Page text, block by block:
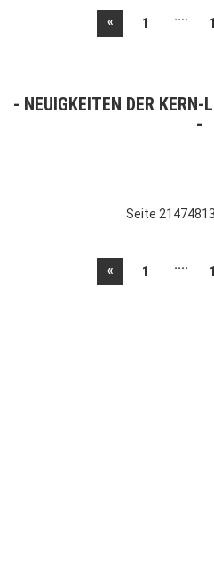
« 1 ....
NEUIGKEITEN DER KERN-
Seite
« 1 ....